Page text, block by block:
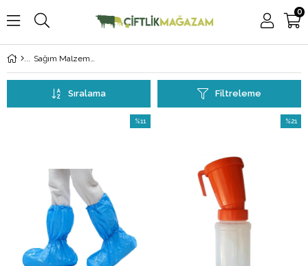
0
Sağım Malzemeleri
Filtreleme
Sıralama
%11
%21